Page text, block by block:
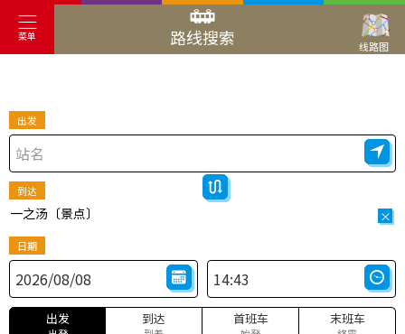
菜单 路线搜索 线路图
出发
到达
一之汤〔景点〕 ×
日期
出发 到达 首班车 末班车